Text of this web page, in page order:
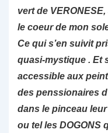
vert de
le coeur de mon
Ce qui s’en suivit
quasi-mystique . Et
accessible aux
des penssionaires
dans le pinceau
ou tel les DOGONS